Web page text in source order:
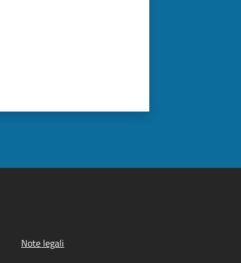
Note legali